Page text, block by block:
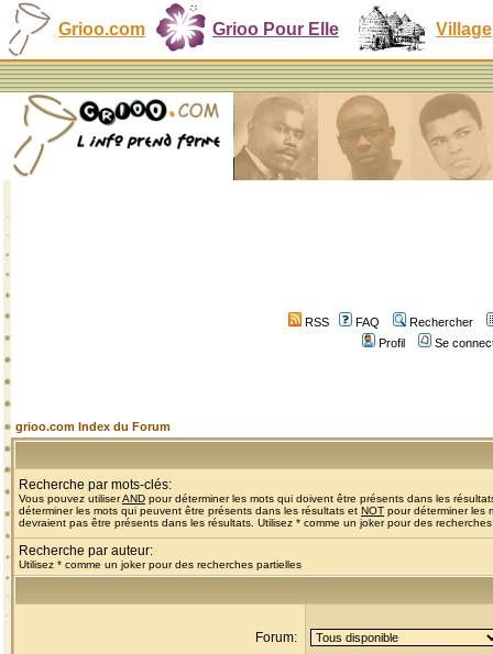
Grioo.com Grioo Pour Elle Village
RSS FAQ
Rechercher
Profil
Se
grioo.com Index du Forum
Recherche par mots-clés:
Vous pouvez utiliserAND pour déterminer les mots qui doivent être présents dans les
déterminer les mots qui peuvent être présents dans les résultats et NOT pour déterminer les
devraient pas être présents dans les résultats. Utilisez * comme un joker pour des
Recherche par auteur:
Utilisez * comme un joker pour des recherches partielles
Forum: